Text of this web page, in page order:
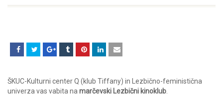
ŠKUC-Kulturni center Q (klub Tiffany) in Lezbično-feministična
univerza vas vabita na marčevski Lezbični kinoklub